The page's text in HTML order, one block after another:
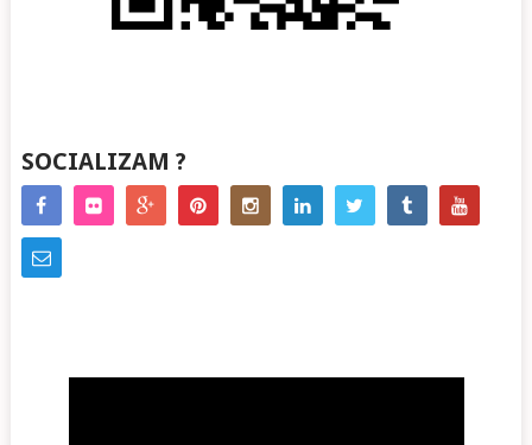
SOCIALIZAM ?